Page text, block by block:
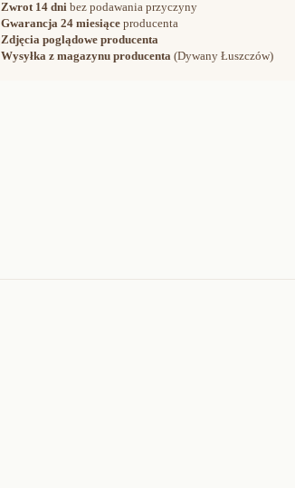
Zwrot 14 dni bez podawania przyczyny
Gwarancja24 miesiące producenta
Zdjęcia poglądowe producenta
Wysyłka z magazynu producenta (Dywany Łuszczów)